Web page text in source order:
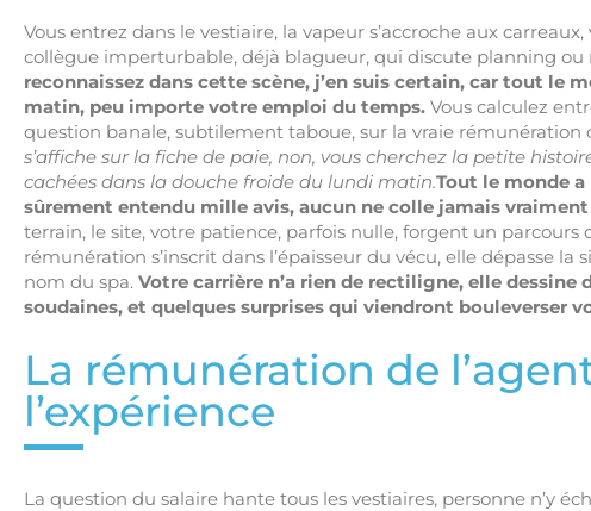
Vous entrez dans le vestiaire, la vapeur s’accroche aux
collègue imperturbable, déjà blagueur, qui discute planning ou
reconnaissez dans cette scène, j’en suis certain, car tout le
matin, peu importe votre emploi du temps. Vous calculez
question banale, subtilement taboue, sur la vraie rémunération
s’affiche sur la fiche de paie, non, vous cherchez la petite
cachées dans la douche froide du lundi matin.Tout le monde
sûrement entendu mille avis, aucun ne colle jamais vraiment
terrain, le site, votre patience, parfois nulle, forgent un
rémunération s’inscrit dans l’épaisseur du vécu, elle dépasse
nom du spa. Votre carrière n’a rien de rectiligne, elle dessine
soudaines, et quelques surprises qui viendront bouleverser
La rémunération de
l’expérience
La question du salaire hante tous les vestiaires, personne n’y